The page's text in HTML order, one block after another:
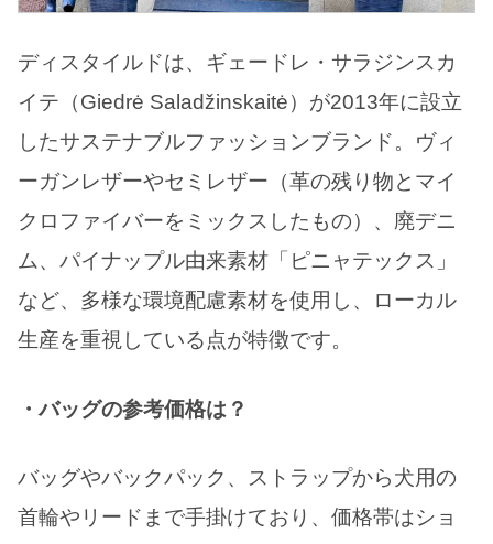
ディスタイルドは、ギェードレ・サラジンスカ
イテ（Giedrė Saladžinskaitė）が2013年に設立
したサステナブルファッションブランド。ヴィ
ーガンレザーやセミレザー（革の残り物とマイ
クロファイバーをミックスしたもの）、廃デニ
ム、パイナップル由来素材「ピニャテックス」
など、多様な環境配慮素材を使用し、ローカル
生産を重視している点が特徴です。
・バッグの参考価格は？
バッグやバックパック、ストラップから犬用の
首輪やリードまで手掛けており、価格帯はショ